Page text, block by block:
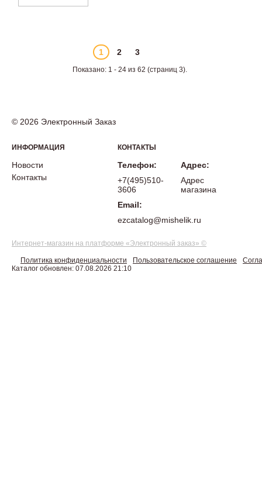
1 2 3
Показано: 1 - 24 из 62 (страниц 3).
© 2026 Электронный Заказ
ИНФОРМАЦИЯ
Новости
Контакты
КОНТАКТЫ
Телефон:
+7(495)510-
3606
Email:
ezcatalog@mishelik.ru
Адрес:
Адрес
магазина
Интернет-магазин на платформе «Электронный заказ» ©
Политика конфиденциальности Пользовательское соглашение
Каталог обновлен: 07.08.2026 21:10